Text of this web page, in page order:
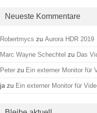
Neueste Kommentare
Robertmycs zu Aurora HDR 2019
Marc Wayne Schechtel zu Das
Peter zu Ein externer Monitor für
ja zu Ein externer Monitor für